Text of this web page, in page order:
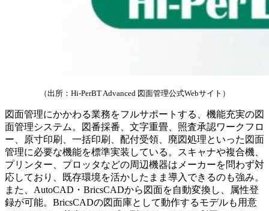
（出所：Hi-PerBT Advanced 図面管理公式Webサイト）
図面管理にかかわる業務をフルサポートする、機能充実の図
面管理システム。図番採番、文字重畳、照査承認ワークフロ
ー、原寸印刷、一括印刷、配付受領、廃図処理といった図面
管理に必要な機能を標準実装している。スキャナや複合機、
プリンター、プロッタなどの周辺機器はメーカーを問わず対
応しており、既存環境を活かしたまま導入できるのも強み。
また、AutoCAD・BricsCADから図面を自動変換し、属性登
録が可能。BricsCADの図面庫として動作するモデルも用意